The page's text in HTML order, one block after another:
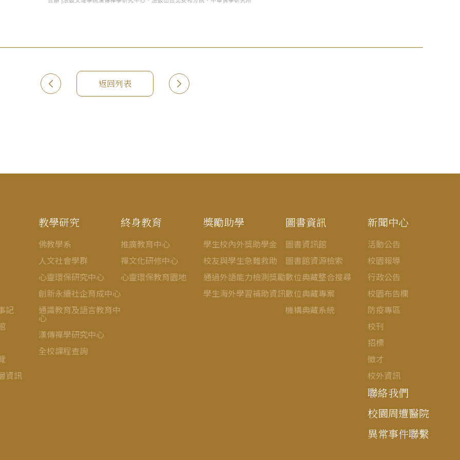
返回列表
記
資訊
教學研究
佛教學系
人文社會學群
心靈環保研究中心
創新永續社企育成中心
通識教育及語言教育中
心
漢傳禪學研究中心
全校課程查詢
終身教育
推廣教育中心
禪文化研修中心
心靈環保教育園地
獎勵助學
學生校內外獎助學金
校友與學生急難救助
通過外語能力檢測獎勵
學生海外學習補助資訊
圖書資訊
圖書資訊館
圖書館資源檢索
數位典藏整合搜尋
數位典藏專案
機構典藏系統
新聞中心
活動公告
校園報導
行政公告
校園布告欄
防疫專區
校刊
招標
徵才
校外資訊
聯絡我們
校園周遭醫院
異常事件聯繫